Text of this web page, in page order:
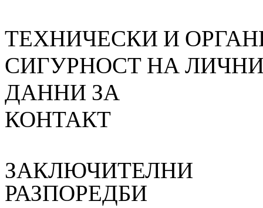
ТЕХНИЧЕСКИ И
СИГУРНОСТ НА
ДАННИ ЗА
ЗАКЛЮЧИТЕЛНИ